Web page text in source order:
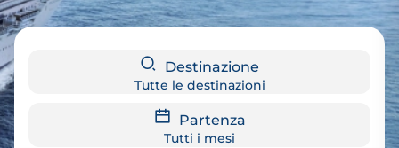
Destinazione
Tutte le destinazioni
Partenza
Tutti i mesi